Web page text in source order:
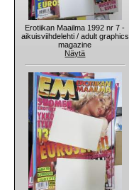
Erotiikan Maailma 1992 nr 7 -
aikuisviihdelehti / adult graphics
magazine
Näytä